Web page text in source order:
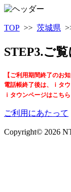
TOP >> 茨城県
STEP3.ご
【ご利用期間終了のお
電話帳終了後は、ｉタ
ｉタウンページはこち
ご利用にあたって
Copyright© 2026